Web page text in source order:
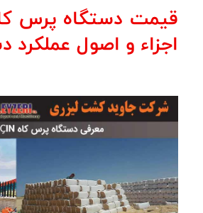
اجزاء و اصول عملکرد